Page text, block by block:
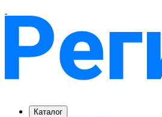
Каталог